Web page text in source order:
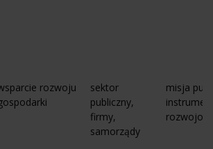
rozwoju
sektor
publiczny,
firmy,
samorządy
misja